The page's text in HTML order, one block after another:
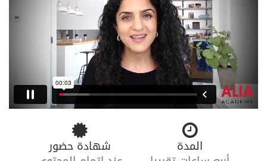
شهادة حضور المدة